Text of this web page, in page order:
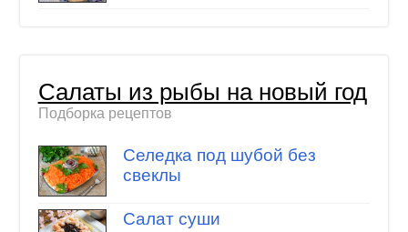
Салаты из рыбы на новый год
Подборка рецептов
Селедка под шубой без
свеклы
Салат суши